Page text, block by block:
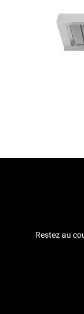
Restez au